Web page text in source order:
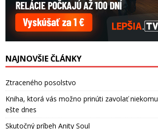
NAJNOVŠIE ČLÁNKY
Ztraceného posolstvo
Kniha, ktorá vás možno prinúti zavolať niekomu
ešte dnes
Skutočný príbeh Anity Soul